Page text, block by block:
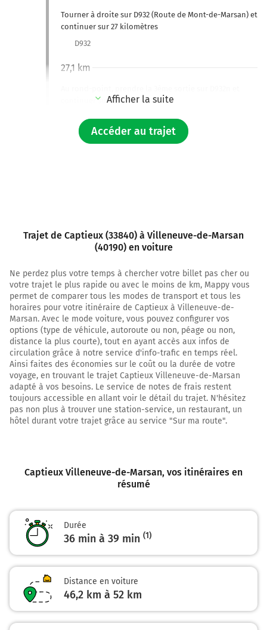
Tourner à droite sur D932 (Route de Mont-de-Marsan) et
continuer sur 27 kilomètres
D932
continuer sur 2,3 kilomètres
27,1 km
Tourner à gauche sur D626 D932n (Rue Gambetta) et
29,4 km
Tourner à gauche sur D932n D934 (D934) et continuer
sur 1,1 kilomètre
Continuer D932n D934 (D934) sur 12 kilomètres
31,5 km
Prendre à droite et rejoindre D934e. Continuer sur 1,6
kilomètre
Avenue d'Aquitaine
44,0 km
45,5 km
45,6 km
Tourner à gauche sur Allée d'Haussez et continuer sur
Continuer D1 (Rue du 8 Mai 1945) sur 10 mètres
45,9 km
Afficher la suite
Accéder au trajet
Trajet de Captieux (33840) à Villeneuve-de-Marsan
(40190) en voiture
Ne perdez plus votre temps à chercher votre billet pas cher ou
votre trajet le plus rapide ou avec le moins de km, Mappy vous
permet de comparer tous les modes de transport et tous les
horaires pour votre itinéraire de Captieux à Villeneuve-de-
Marsan. Avec le mode voiture, vous pouvez configurer vos
options (type de véhicule, autoroute ou non, péage ou non,
distance la plus courte), tout en ayant accès aux infos de
circulation grâce à notre service d'info-trafic en temps réel.
Ainsi faites des économies sur le coût ou la durée de votre
voyage, en trouvant le trajet Captieux Villeneuve-de-Marsan
adapté à vos besoins. Le service de notes de frais restent
toujours accessible en allant voir le détail du trajet. N'hésitez
pas non plus à trouver une station-service, un restaurant, un
hôtel durant votre trajet grâce au service "Sur ma route".
Captieux Villeneuve-de-Marsan, vos itinéraires en
résumé
Durée
36 min à 39 min (1)
Distance en voiture
46,2 km à 52 km